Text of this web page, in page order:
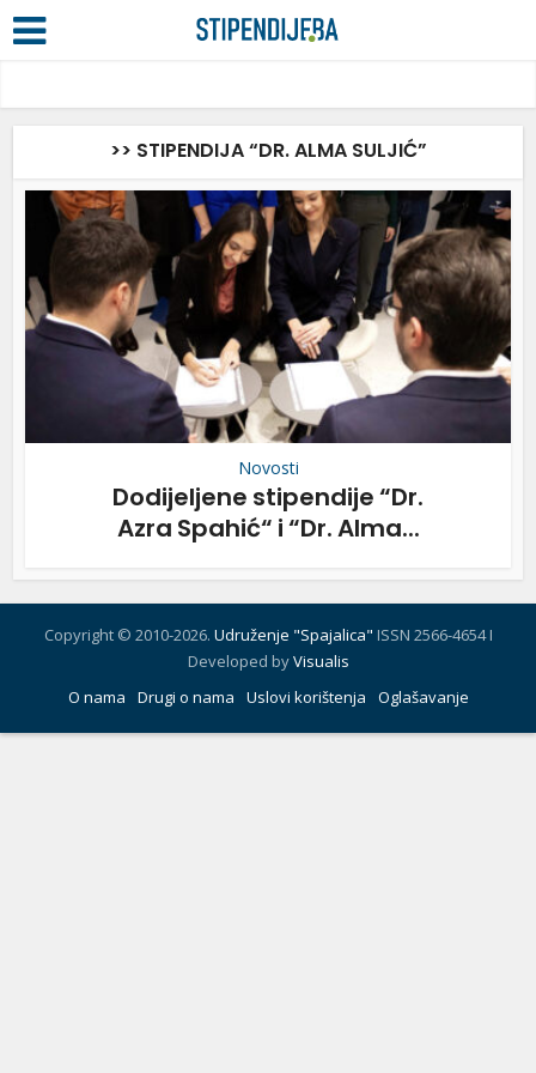
>> STIPENDIJA “DR. ALMA SULJIĆ”
Novosti
Dodijeljene stipendije “Dr.
Azra Spahić“ i “Dr. Alma...
Copyright © 2010-2026. Udruženje "Spajalica" ISSN 2566-4654 I
Developed byVisualis
O nama
Drugi o nama Uslovi korištenja Oglašavanje